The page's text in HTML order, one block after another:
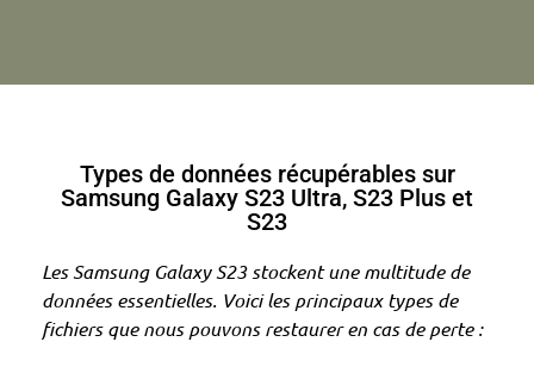
Types de données récupérables sur
Samsung Galaxy S23 Ultra, S23 Plus et
S23
Les Samsung Galaxy S23 stockent une multitude de
données essentielles. Voici les principaux types de
fichiers que nous pouvons restaurer en cas de perte :